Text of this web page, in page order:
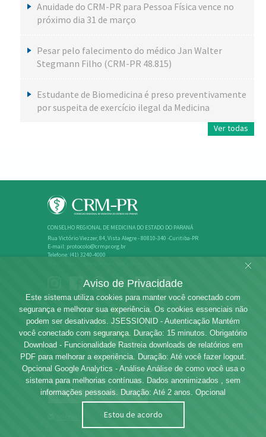
Anuidade do CRM-PR para Pessoa Física vence no
próximo dia 31 de março
Pesar pelo falecimento do médico Jan Walter
Stegmann Filho (CRM-PR 48.815)
Estudante de Biomedicina é preso preventivamente
por suspeita de exercício ilegal da Medicina
Ver todas
CONSELHO REGIONAL DE MEDICINA DO ESTADO DO PARANÁ
Rua Victório Viezzer, 84, Vista Alegre - 80810-340 -Curitiba-PR
E-mail: protocolo@crmpr.org.br
Telefone: (41) 3240-4000
Rede dos Conselhos de Medicina
Aviso de Privacidade
Este sistema utiliza cookies para manter você conectado com
segurança e melhorar sua experiência. Os cookies essenciais não
podem ser desativados. JSESSIONID - Autenticação Mantém
você conectado com segurança. Duração: 15 minutos. Obrigatório
Download - Funcionalidade Rastreia downloads de relatórios em
PDF para melhorar a experiência. Duração: Até você fazer logout.
Opcional Google Analytics - Análise Análise de como você usa o
sistema para melhorias contínuas. Dados anonimizados , sem
informações pessoais. Duração: Até 2 anos. Opcional
Estou de acordo